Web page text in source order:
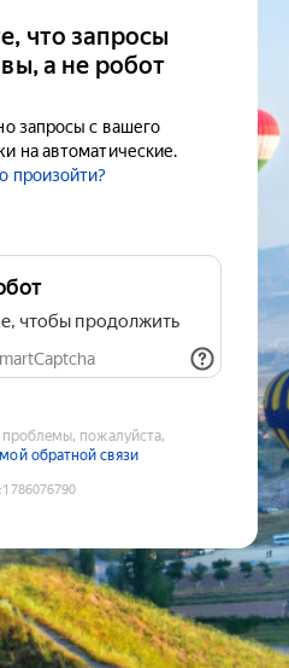
что запросы
а не робот
запросы с вашего
на автоматические.
произойти?
чтобы продолжить
проблемы, пожалуйста,
обратной связи
:1786076790